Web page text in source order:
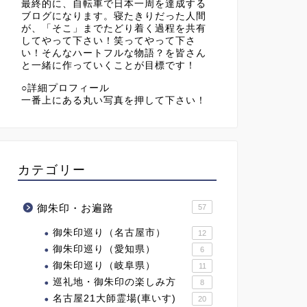
最終的に、自転車で日本一周を達成する
ブログになります。寝たきりだった人間
が、「そこ」までたどり着く過程を共有
してやって下さい！笑ってやって下さ
い！そんなハートフルな物語？を皆さん
と一緒に作っていくことが目標です！
○詳細プロフィール
一番上にある丸い写真を押して下さい！
カテゴリー
御朱印・お遍路 57
御朱印巡り（名古屋市） 12
御朱印巡り（愛知県） 6
御朱印巡り（岐阜県） 11
巡礼地・御朱印の楽しみ方 8
名古屋21大師霊場(車いす) 20